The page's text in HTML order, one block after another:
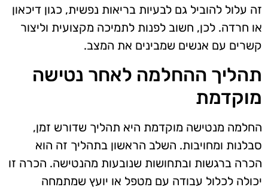
זה עלול להוביל גם לבעיות בריאות נפשית, כגון דיכאון
או חרדה. לכן, חשוב לפנות לתמיכה מקצועית וליצור
קשרים עם אנשים שמבינים את המצב.
תהליך ההחלמה לאחר נטישה
מוקדמת
החלמה מנטישה מוקדמת היא תהליך שדורש זמן,
סבלנות ומחויבות. השלב הראשון בתהליך זה הוא
הכרה ברגשות ובתחושות שנובעות מהנטישה. הכרה זו
יכולה לכלול עבודה עם מטפל או יועץ שמתמחה